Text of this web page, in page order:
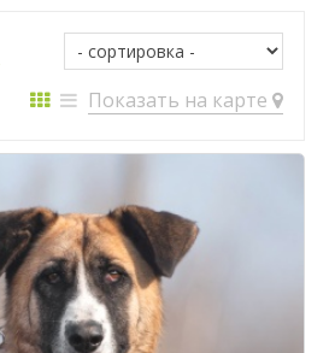
Показать на карте